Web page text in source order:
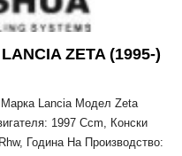
ZETA (1995-)
Lancia Модел Zeta
1997 Ccm, Конски
Година На Производство: